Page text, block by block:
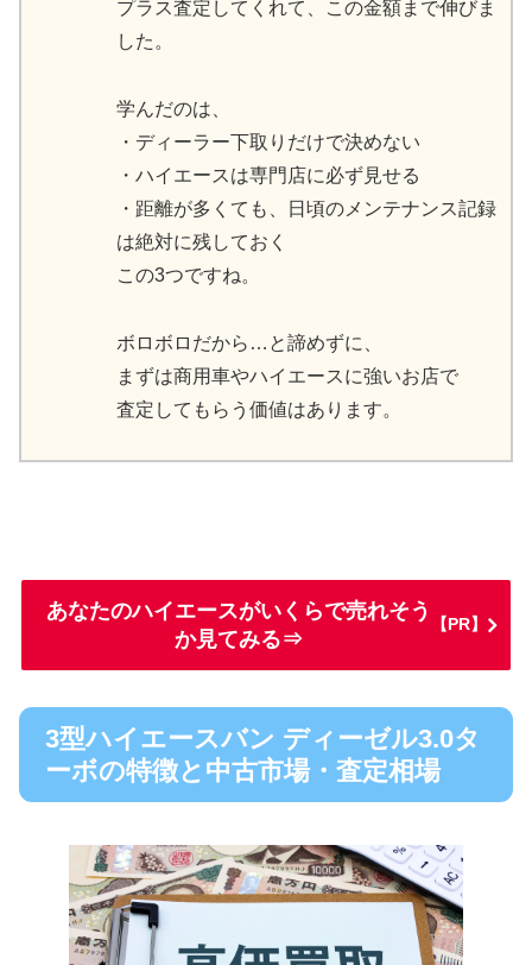
プラス査定してくれて、この金額まで伸びま
した。
学んだのは、
・ディーラー下取りだけで決めない
・ハイエースは専門店に必ず見せる
・距離が多くても、日頃のメンテナンス記録
は絶対に残しておく
この3つですね。
ボロボロだから…と諦めずに、
まずは商用車やハイエースに強いお店で
査定してもらう価値はあります。
あなたのハイエースがいくらで売れそう
か見てみる⇒
【PR】
3型ハイエースバン ディーゼル3.0タ
ーボの特徴と中古市場・査定相場